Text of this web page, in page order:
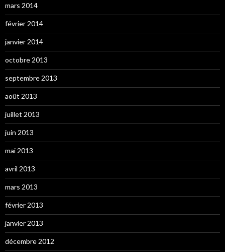
mars 2014
février 2014
janvier 2014
octobre 2013
septembre 2013
août 2013
juillet 2013
juin 2013
mai 2013
avril 2013
mars 2013
février 2013
janvier 2013
décembre 2012